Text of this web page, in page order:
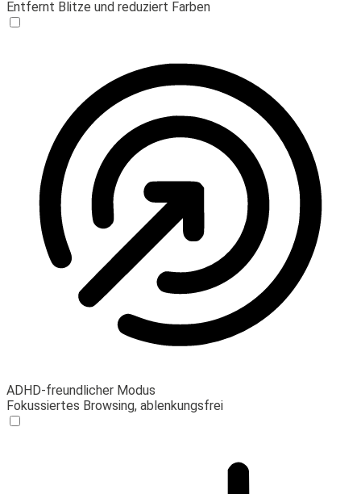
Entfernt Blitze und reduziert Farben
ADHD-freundlicher Modus
Fokussiertes Browsing, ablenkungsfrei